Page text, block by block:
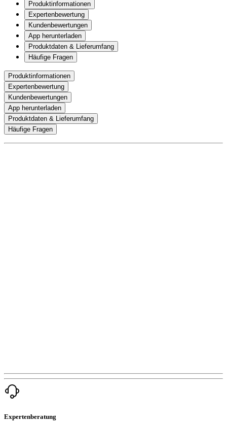
Produktinformationen
Expertenbewertung
Kundenbewertungen
App herunterladen
Produktdaten & Lieferumfang
Häufige Fragen
Produktinformationen
Expertenbewertung
Kundenbewertungen
App herunterladen
Produktdaten & Lieferumfang
Häufige Fragen
Expertenberatung